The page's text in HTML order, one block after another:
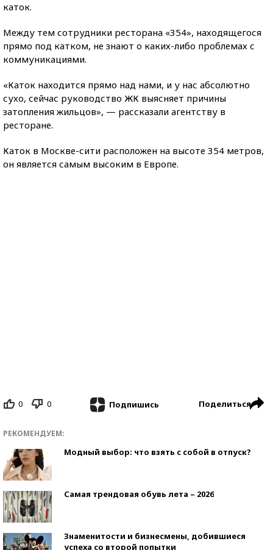
каток.
Между тем сотрудники ресторана «354», находящегося
прямо под катком, не знают о каких-либо проблемах с
коммуникациями.
«Каток находится прямо над нами, и у нас абсолютно
сухо, сейчас руководство ЖК выясняет причины
затопления жильцов», — рассказали агентству в
ресторане.
Каток в Москве-сити расположен на высоте 354 метров,
он является самым высоким в Европе.
0 0 Подпишись Поделиться
РЕКОМЕНДУЕМ:
Модный выбор: что взять с собой в отпуск?
Самая трендовая обувь лета – 2026
Знаменитости и бизнесмены, добившиеся
успеха со второй попытки